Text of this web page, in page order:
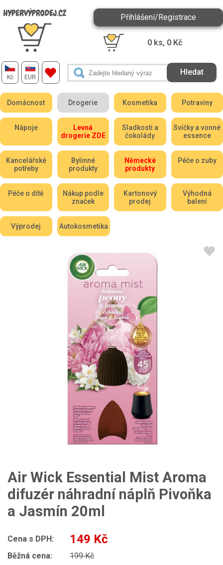
Kč EUR
Přihlášení/Registrace
0 ks, 0 Kč
Domácnost Drogerie Kosmetika Potraviny
Nápoje
Levná
drogerie ZDE
Sladkosti a
čokolády
Svíčky a vonné
essence
Kancelářské
potřeby
Bylinné
produkty
Německé
produkty
Péče o zuby
Péče o dítě
Nákup podle
značek
Kartonový
prodej
Výhodná
balení
Výprodej Autokosmetika
Air Wick Essential Mist Aroma
difuzér náhradní náplň Pivoňka
a Jasmín 20ml
Cena s DPH: 149 Kč
Běžná cena:
199 Kč